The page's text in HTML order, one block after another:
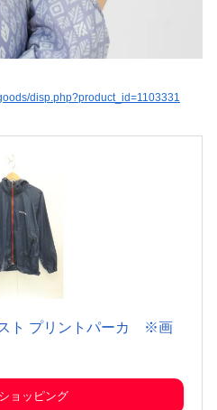
disp.php?product_id=1103331
ト プリントパーカ ※画
ョッピング